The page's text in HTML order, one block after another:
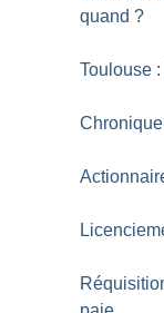
quand ?
Toulouse